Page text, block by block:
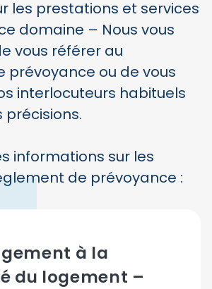
les prestations et services
domaine – Nous vous
vous référer au
prévoyance ou de vous
interlocuteurs habituels
précisions.
informations sur les
de prévoyance :
à la
du logement –